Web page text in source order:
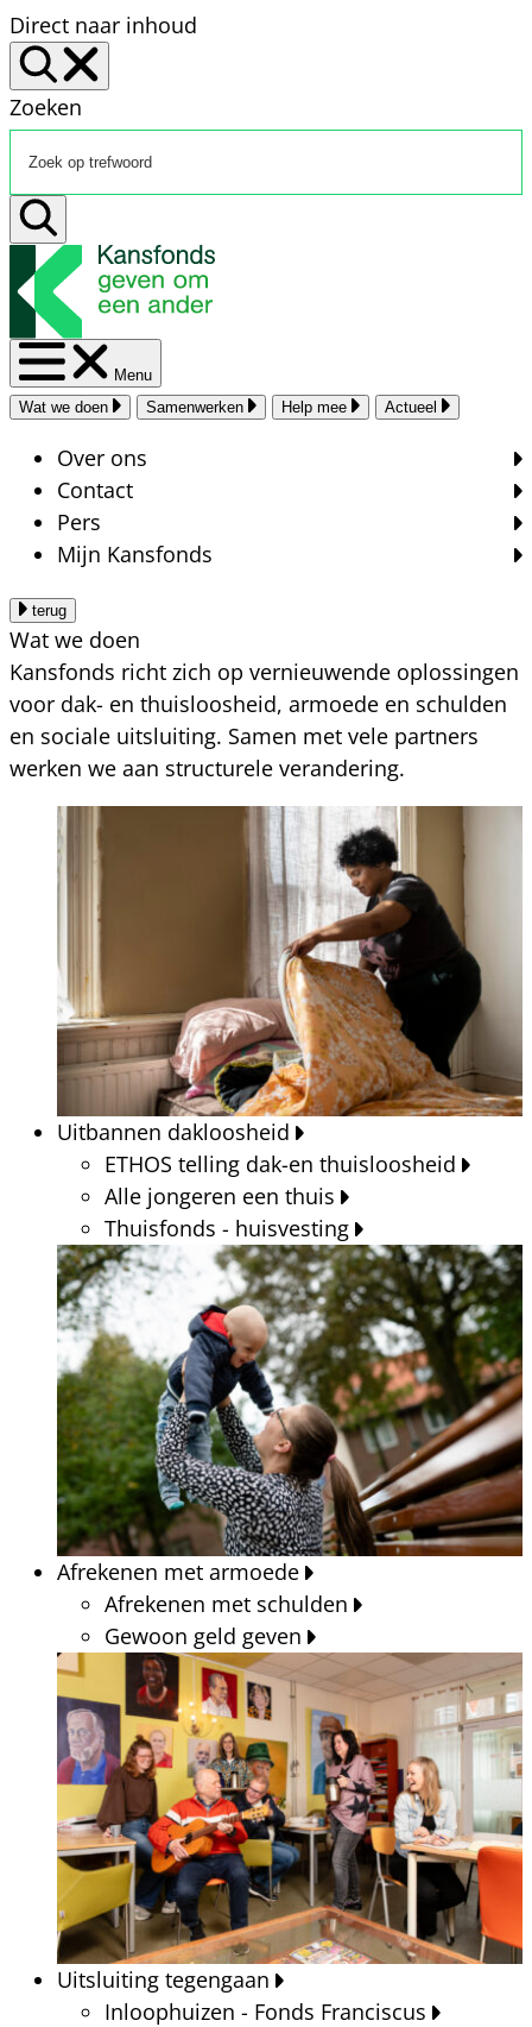
Direct naar inhoud
Zoeken
Menu
Wat we doen
Samenwerken Help mee Actueel
Over ons
Contact
Pers
Mijn Kansfonds
terug
Wat we doen
Kansfonds richt zich op vernieuwende oplossingen
voor dak- en thuisloosheid, armoede en schulden
en sociale uitsluiting. Samen met vele partners
werken we aan structurele verandering.
Uitbannen dakloosheid
ETHOS telling dak-en thuisloosheid
Alle jongeren een thuis
Thuisfonds - huisvesting
Afrekenen met armoede
Afrekenen met schulden
Gewoon geld geven
Uitsluiting tegengaan
Inloophuizen - Fonds Franciscus